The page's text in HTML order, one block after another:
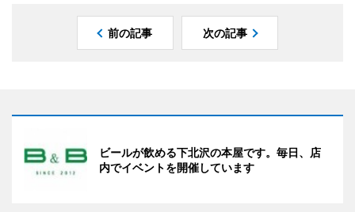
前の記事 次の記事
ビールが飲める下北沢の本屋です。毎日、店
内でイベントを開催しています